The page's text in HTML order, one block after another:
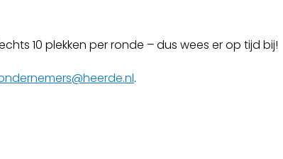
10 plekken per ronde – dus wees er op tijd bij!
.